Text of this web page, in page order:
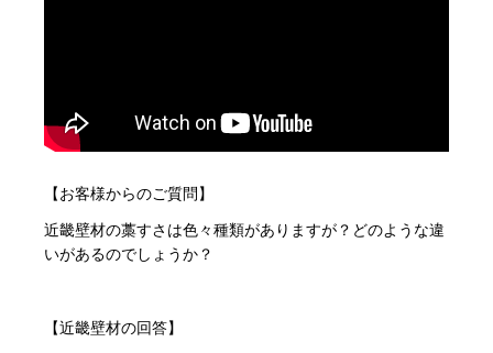
【お客様からのご質問】
近畿壁材の藁すさは色々種類がありますが？どのような違
いがあるのでしょうか？
【近畿壁材の回答】